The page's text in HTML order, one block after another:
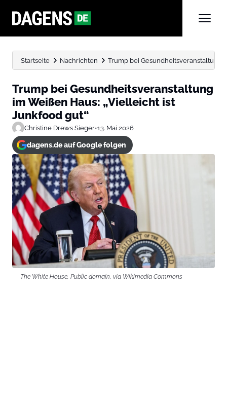
Startseite Nachrichten Trump bei Gesundheitsveranstaltung
Trump bei Gesundheitsveranstaltung
im Weißen Haus: „Vielleicht ist
Junkfood gut“
Christine Drews Sieger•13. Mai 2026
dagens.de auf Google folgen
The White House, Public domain, via Wikimedia Commons